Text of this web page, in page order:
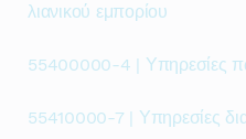
λιανικού εμπορίου
55400000-4 | Υπηρεσίες
55410000-7 | Υπηρεσίες